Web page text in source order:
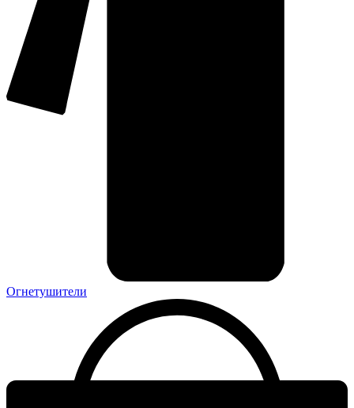
Огнетушители